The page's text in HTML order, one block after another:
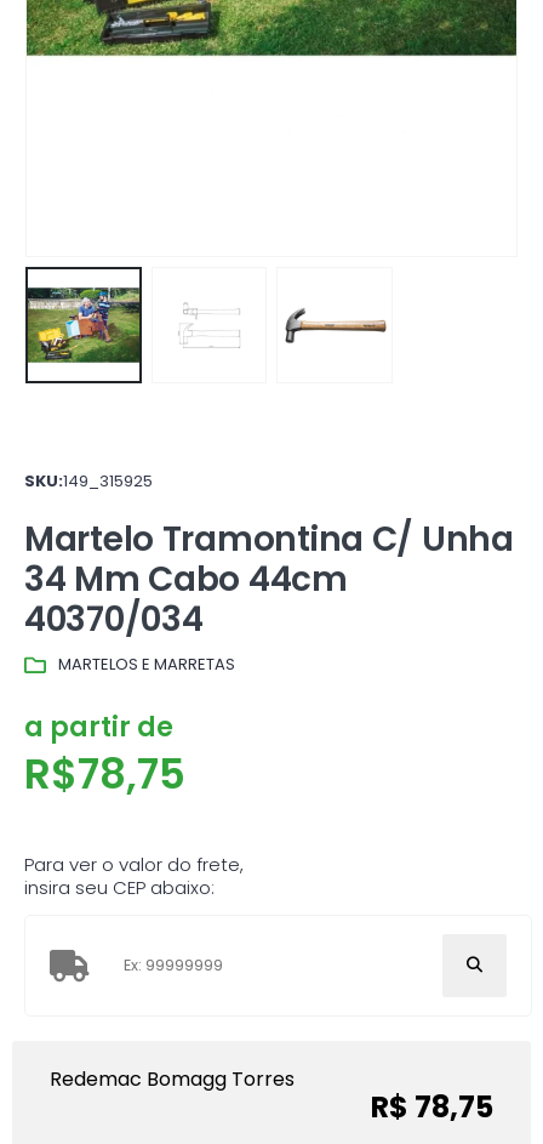
SKU:149_315925
Martelo Tramontina C/ Unha
34 Mm Cabo 44cm
40370/034
MARTELOS E MARRETAS
a partir de
R$78,75
Para ver o valor do frete,
insira seu CEP abaixo:
Redemac Bomagg Torres
R$ 78,75